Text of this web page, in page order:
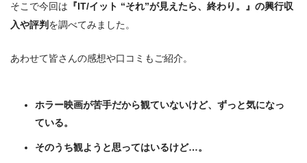
そこで今回は 『IT/イット “それ”が見えたら、終わり。』の興行収
入や評判 を調べてみました。
あわせて皆さんの感想や口コミもご紹介。
ホラー映画が苦手だから観ていないけど、ずっと気になっ
ている。
そのうち観ようと思ってはいるけど…。